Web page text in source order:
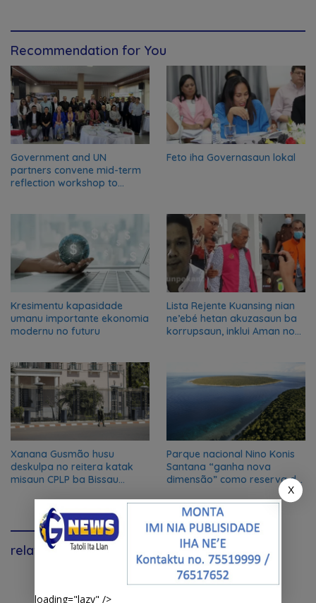
Recommendation for You
Government and UN
partners convene mid-term
reflection workshop to
Feto iha Governasaun lokal
Kresimentu kapasidade
umanu importante ekonomia
modernu no futuru
Lista Rejente Kuansing nian
ne’ebé hetan akuzasaun ba
korrupsaun, inklui Aman no
Xanana Gusmão husu
deskulpa no reitera katak
misaun CPLP ba Bissau
Parque nacional Nino Konis
Santana “ganha nova
dimensão” como reserva da
relavante
X
loading="lazy" />